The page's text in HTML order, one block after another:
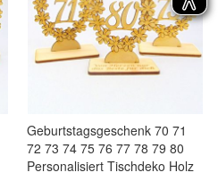
Geburtstagsgeschenk 70 71
72 73 74 75 76 77 78 79 80
Personalisiert Tischdeko Holz